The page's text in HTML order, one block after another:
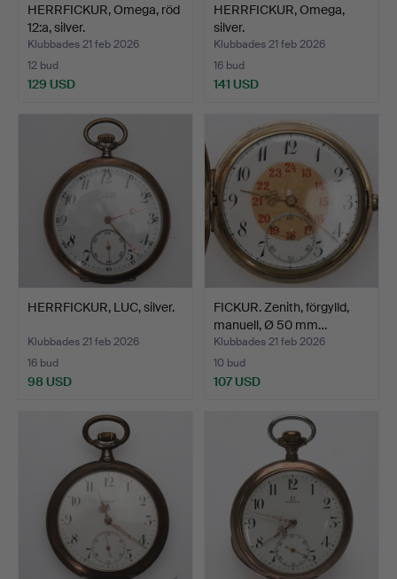
HERRFICKUR, Omega, röd
12:a, silver.
Klubbades 21 feb 2026
12 bud
129 USD
HERRFICKUR, Omega,
silver.
Klubbades 21 feb 2026
16 bud
141 USD
HERRFICKUR, LUC, silver.
Klubbades 21 feb 2026
16 bud
98 USD
FICKUR. Zenith, förgylld,
manuell, Ø 50 mm…
Klubbades 21 feb 2026
10 bud
107 USD